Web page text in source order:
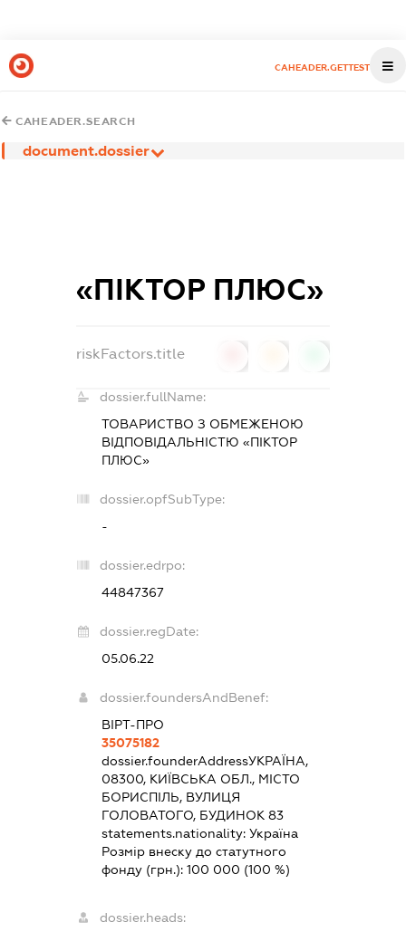
CAHEADER.GETTEST
CAHEADER.SEARCH
document.dossier
«ПІКТОР ПЛЮС»
riskFactors.title
dossier.fullName:
ТОВАРИСТВО З ОБМЕЖЕНОЮ
ВІДПОВІДАЛЬНІСТЮ «ПІКТОР
ПЛЮС»
dossier.opfSubType:
-
dossier.edrpo:
44847367
dossier.regDate:
05.06.22
dossier.foundersAndBenef:
ВІРТ-ПРО
35075182
dossier.founderAddressУКРАЇНА,
08300, КИЇВСЬКА ОБЛ., МІСТО
БОРИСПІЛЬ, ВУЛИЦЯ
ГОЛОВАТОГО, БУДИНОК 83
statements.nationality:Україна
Розмір внеску до статутного
фонду (грн.):100 000 (100 %)
dossier.heads: